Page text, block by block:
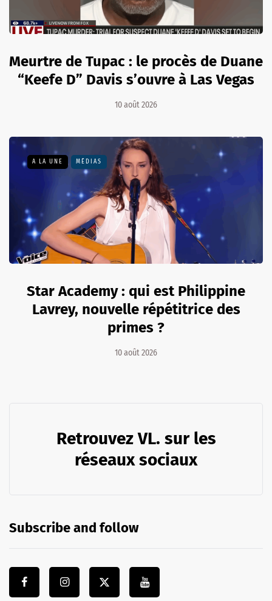
Meurtre de Tupac : le procès de Duane
“Keefe D” Davis s’ouvre à Las Vegas
10 août 2026
A LA UNE MÉDIAS
Star Academy : qui est Philippine
Lavrey, nouvelle répétitrice des
primes ?
10 août 2026
Retrouvez VL. sur les
réseaux sociaux
Subscribe and follow